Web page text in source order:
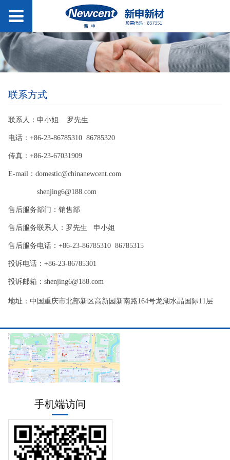
联系方式
联系人：申小姐 罗先生
电话：+86-23-86785310 86785320
传真：+86-23-67031909
E-mail：domestic@chinanewcent.com
shenjing6@188.com
售后服务部门：销售部
售后服务联系人：罗先生 申小姐
售后服务电话：+86-23-86785310 86785315
投诉电话：+86-23-86785301
投诉邮箱：shenjing6@188.com
地址：中国重庆市北部新区高新园新南路164号龙湖水晶国际11层
手机端访问